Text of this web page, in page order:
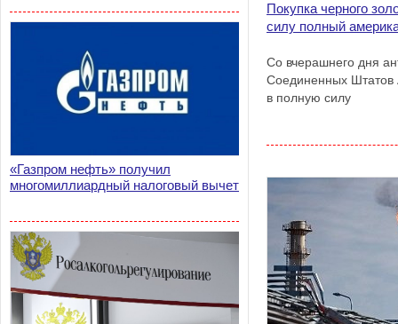
«Газпром нефть» получил
многомиллиардный налоговый вычет
Покупка черного
силу полный
Со вчерашнего дня
Соединенных Штатов
в полную силу